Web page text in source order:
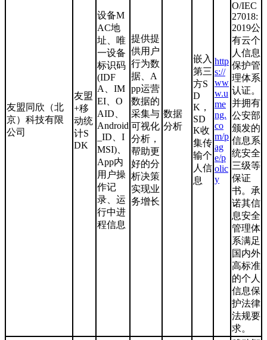
友盟同欣（北
京）科技有限
公司
友盟
+移
动统
计S
DK
设备M
AC地
址、唯
一设备
标识码
(IDF
A、IM
EI、O
AID、
Android
_ID、I
MSI)、
App内
用户操
作记
录、运
行中进
程信息
提供提
供用户
行为数
据、A
pp运营
数据的
采集与
可视化
分析，
帮助更
好的分
析决策
实现业
务增长
数据
分析
嵌入
第三
方S
D
K，
SD
K收
集传
输个
人信
息
http
s://
ww
w.u
me
ng.
co
m/p
ag
e/p
olic
y
O/IEC
27018:
2019公
有云个
人信息
保护管
理体系
认证。
并拥有
公安部
颁发的
信息系
统安全
三级等
保证
书。承
诺其信
息安全
管理体
系满足
国内外
高标准
的个人
信息保
护法律
法规要
求。